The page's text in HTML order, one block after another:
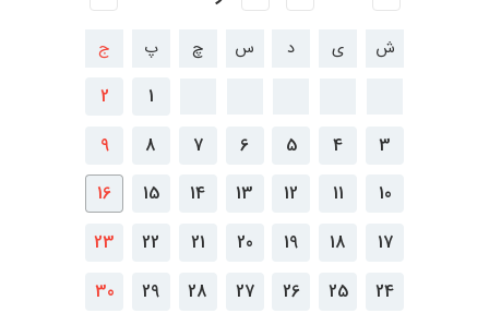
ش ی د س چ پ ج
1
2
3
4
5
6
7
8
9
10
11
12
13
14
15
16
17
18
19
20
21
22
23
24
25
26
27
28
29
30